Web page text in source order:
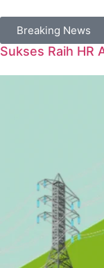
Breaking News
Sukses Raih HR